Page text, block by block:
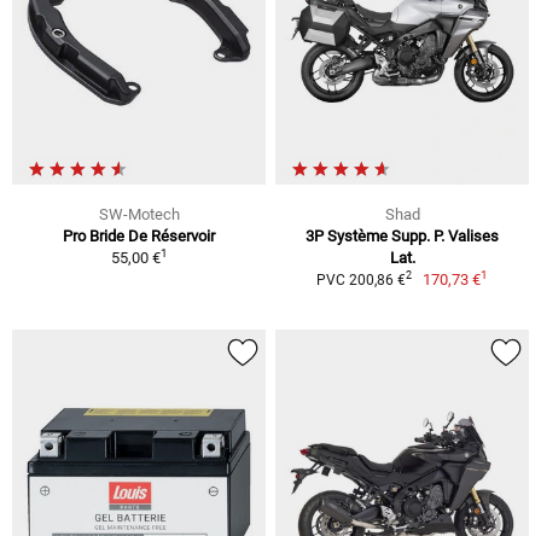
SW-Motech
Pro Bride De Réservoir
55,00 €1
Shad
3P Système Supp. P. Valises
Lat.
PVC 200,86 €2 170,73 €1